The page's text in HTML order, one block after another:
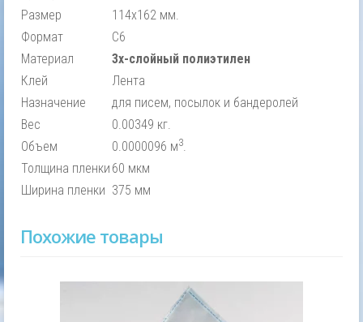
Размер
114х162 мм.
Формат
С6
Материал
3х-слойный полиэтилен
Клей
Лента
Назначение
для писем, посылок и бандеролей
Вес
0.00349 кг.
Объем
0.0000096 м3.
Толщина пленки 60 мкм
Ширина пленки 375 мм
Похожие товары